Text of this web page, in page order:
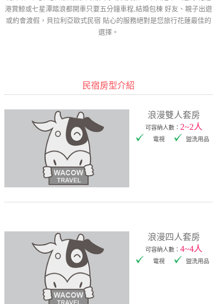
港賞鯨或七星潭踏浪都開車只要五分鐘車程,結婚包棟 好友、親子出遊
或約會渡假，貝拉利亞歐式民宿 貼心的服務絕對是您旅行花蓮最佳的
選擇。
民宿房型介紹
浪漫雙人套房
可容納人數： 2~2人
電視 盥洗用品
浪漫四人套房
可容納人數：4~4人
電視 盥洗用品